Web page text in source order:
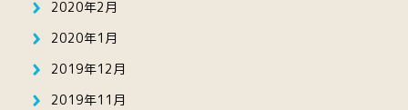
2020年2月
2020年1月
2019年12月
2019年11月